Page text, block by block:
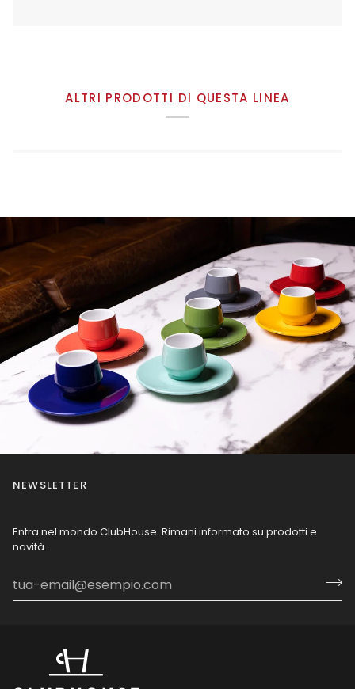
ALTRI PRODOTTI DI QUESTA LINEA
NEWSLETTER
Entra nel mondo ClubHouse. Rimani informato su prodotti e
novità.